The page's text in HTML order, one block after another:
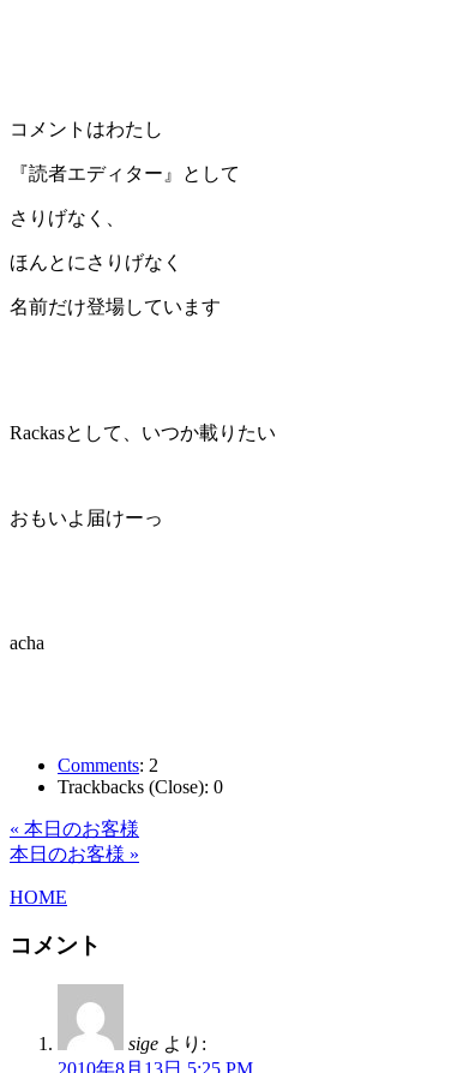
コメントはわたし
『読者エディター』として
さりげなく、
ほんとにさりげなく
名前だけ登場しています
Rackasとして、いつか載りたい
おもいよ届けーっ
acha
Comments: 2
Trackbacks (Close): 0
« 本日のお客様
本日のお客様 »
HOME
コメント
sige より: